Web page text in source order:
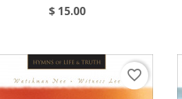
$ 15.00
favorite_border